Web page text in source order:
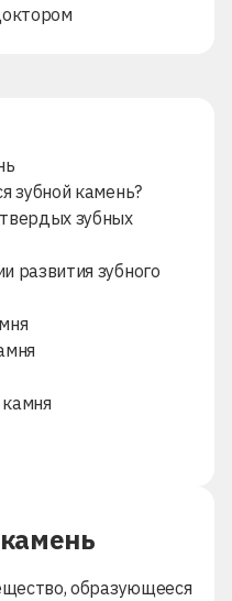
зубной камень?
зубных
развития зубного
образующееся